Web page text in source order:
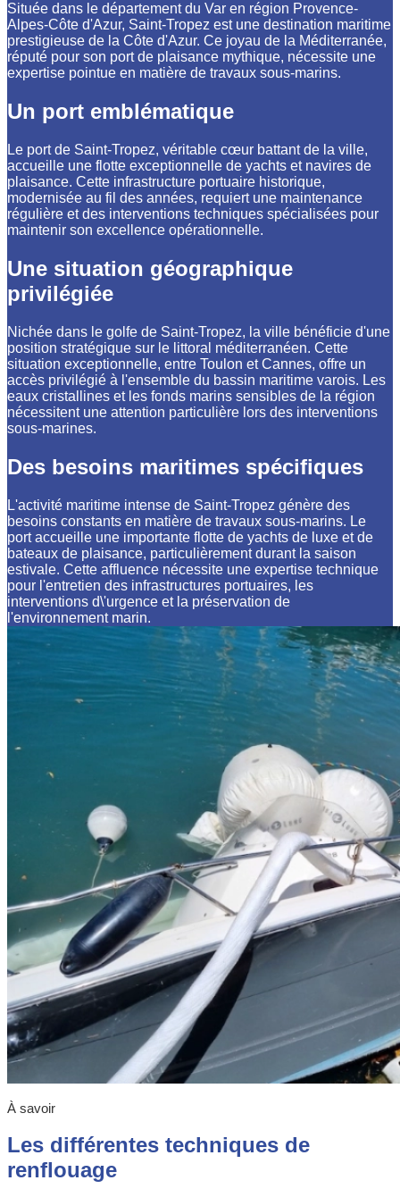
Située dans le département du Var en région Provence-
Alpes-Côte d'Azur, Saint-Tropez est une destination maritime
prestigieuse de la Côte d'Azur. Ce joyau de la Méditerranée,
réputé pour son port de plaisance mythique, nécessite une
expertise pointue en matière de travaux sous-marins.
Un port emblématique
Le port de Saint-Tropez, véritable cœur battant de la ville,
accueille une flotte exceptionnelle de yachts et navires de
plaisance. Cette infrastructure portuaire historique,
modernisée au fil des années, requiert une maintenance
régulière et des interventions techniques spécialisées pour
maintenir son excellence opérationnelle.
Une situation géographique
privilégiée
Nichée dans le golfe de Saint-Tropez, la ville bénéficie d'une
position stratégique sur le littoral méditerranéen. Cette
situation exceptionnelle, entre Toulon et Cannes, offre un
accès privilégié à l'ensemble du bassin maritime varois. Les
eaux cristallines et les fonds marins sensibles de la région
nécessitent une attention particulière lors des interventions
sous-marines.
Des besoins maritimes spécifiques
L'activité maritime intense de Saint-Tropez génère des
besoins constants en matière de travaux sous-marins. Le
port accueille une importante flotte de yachts de luxe et de
bateaux de plaisance, particulièrement durant la saison
estivale. Cette affluence nécessite une expertise technique
pour l'entretien des infrastructures portuaires, les
interventions d\'urgence et la préservation de
l'environnement marin.
À savoir
Les différentes techniques de
renflouage